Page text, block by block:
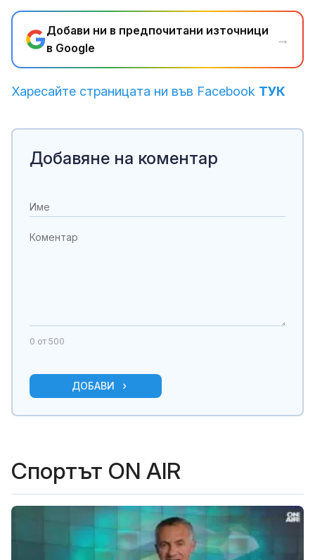
Добави ни в предпочитани източници
в Google
→
Харесайте страницата ни във Facebook ТУК
Добавяне на коментар
0 от 500
ДОБАВИ
Спортът ON AIR